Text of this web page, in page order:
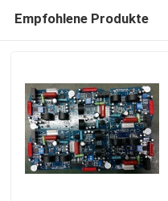
Empfohlene Produkte